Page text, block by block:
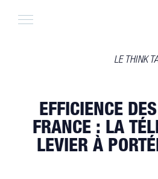
LE THINK
EFFICIENCE
FRANCE : LA
LEVIER À